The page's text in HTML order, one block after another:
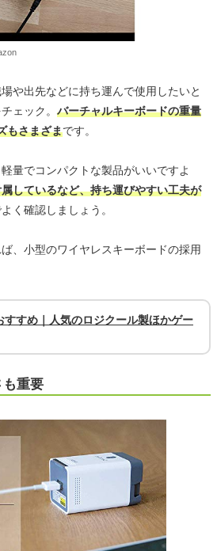
や出先などに持ち運んで使用したいと
ェック。 バーチャルキーボードの重量
もさまざまです。
量でコンパクトな製品がいいですよ
しているなど、持ち運びやすい工夫が
く確認しましょう。
、小型のワイヤレスキーボードの採用
すすめ｜人気のロジクール製ほかゲー
重要